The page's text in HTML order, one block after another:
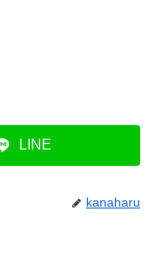
LINE
kanaharu